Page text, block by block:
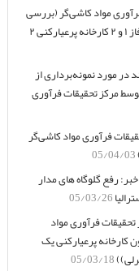
مواد کاشی‌گر (بررسی
روند تعویض آسترهای آسیاهای نیمه خودشکن فاز ۱ و ۲ کارخانه پرعیارکنی ۲
در مورد نمونه‌برداری از
مرکز تحقیقات فرآوری
فرآوری مواد کاشی‌گر
05/04/03
رفع گلوگاه های مدار
05/03/26
فرآوری مواد
کارخانه پرعیارکنی یک
05/03/18